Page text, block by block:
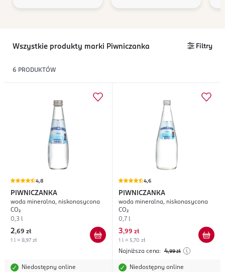
Wszystkie produkty marki Piwniczanka Filtry
6 PRODUKTÓW
4,8
PIWNICZANKA
woda mineralna, niskonasycona
CO₂
0,3 l
2,69 zł
1 l = 8,97 zł
Niedostępny online
4,6
PIWNICZANKA
woda mineralna, niskonasycona
CO₂
0,7 l
3,99 zł
1 l = 5,70 zł
Najniższa cena: 4,99 zł
Niedostępny online